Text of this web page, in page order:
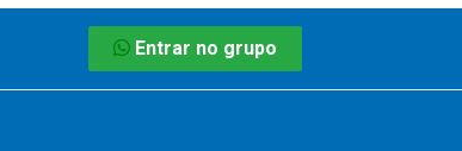
Entrar no grupo